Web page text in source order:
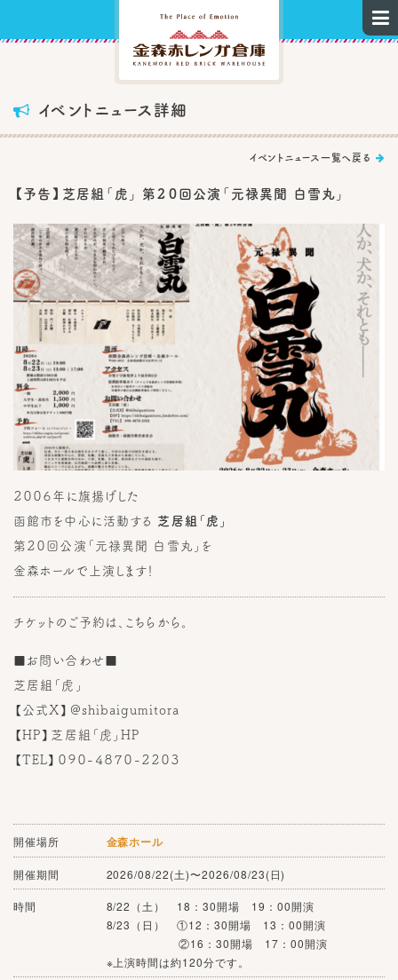

 イベントニュース詳細
イベントニュース一覧へ戻る 
【予告】芝居組「虎」 第２０回公演「元禄異聞 白雪丸」
２００６年に旗揚げした
函館市を中心に活動する 芝居組「虎」
第２０回公演「元禄異聞 白雪丸」を
金森ホールで上演します！
チケットのご予約は、こちらから。
■お問い合わせ■
芝居組「虎」
【公式X】 @shibaigumitora
【HP】 芝居組「虎」HP
【TEL】０９０-４８７０-２２０３
開催場所 金森ホール
開催期間 2026/08/22(土)〜2026/08/23(日)
時間
8/22（土） 18：30開場 19：00開演
8/23（日） ①12：30開場 13：00開演
②16：30開場 17：00開演
※上演時間は約120分です。